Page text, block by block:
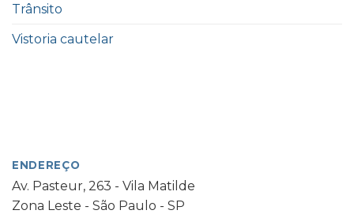
Trânsito
Vistoria cautelar
ENDEREÇO
Av. Pasteur, 263 - Vila Matilde
Zona Leste - São Paulo - SP